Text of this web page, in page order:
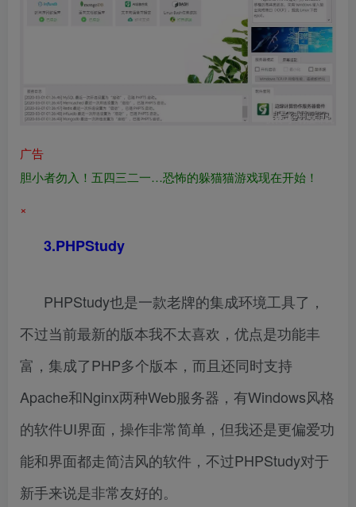
广告
胆小者勿入！五四三二一…恐怖的躲猫猫游戏现在开始！
×
3.PHPStudy
PHPStudy也是一款老牌的集成环境工具了，
不过当前最新的版本我不太喜欢，优点是功能丰
富，集成了PHP多个版本，而且还同时支持
Apache和Nginx两种Web服务器，有Windows风格
的软件UI界面，操作非常简单，但我还是更偏爱功
能和界面都走简洁风的软件，不过PHPStudy对于
新手来说是非常友好的。